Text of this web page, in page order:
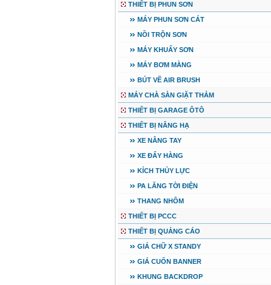
THIẾT BỊ PHUN SƠN
MÁY PHUN SƠN CÁT
NỒI TRỘN SƠN
MÁY KHUẤY SƠN
MÁY BƠM MÀNG
BÚT VẼ AIR BRUSH
MÁY CHÀ SÀN GIẶT THẢM
THIẾT BỊ GARAGE ÔTÔ
THIẾT BỊ NÂNG HẠ
XE NÂNG TAY
XE ĐẨY HÀNG
KÍCH THỦY LỰC
PA LĂNG TỜI ĐIỆN
THANG NHÔM
THIẾT BỊ PCCC
THIẾT BỊ QUẢNG CÁO
GIÁ CHỮ X STANDY
GIÁ CUỐN BANNER
KHUNG BACKDROP